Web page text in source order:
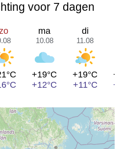
voor 7 dagen
ma
10.08
+19°C
+12°C
di
11.08
+19°C
+11°C